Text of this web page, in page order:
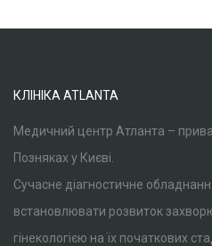
КЛІНІКА ATLANTA
Медичний центр Атланта –
Позняках у Києві.
Сучасне діагностичне
встановлювати розвиток
гінекологією на їх початкових